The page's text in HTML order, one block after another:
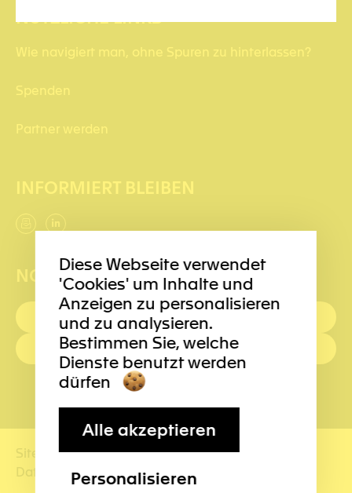
NÜTZLICHE LINKS
Wie navigiert man, ohne Spuren zu hinterlassen?
Spenden
Partner werden
INFORMIERT BLEIBEN
NOTRUFNUMMERN
ERSTE HILFE : 144
POLIZEI: 117
Sitemap Nutzungsbedingungen
Impressum
Datenmanagement
Diese Webseite verwendet
'Cookies' um Inhalte und
Anzeigen zu personalisieren
und zu analysieren.
Bestimmen Sie, welche
Dienste benutzt werden
dürfen
Alle akzeptieren
Personalisieren